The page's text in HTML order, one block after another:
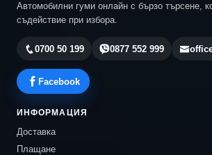
Автомобилни гуми онлайн с бързо търсене,
съдействие при избора.
0700 50 199 0877 552 999
Facebook
ИНФОРМАЦИЯ
Доставка
Плащане